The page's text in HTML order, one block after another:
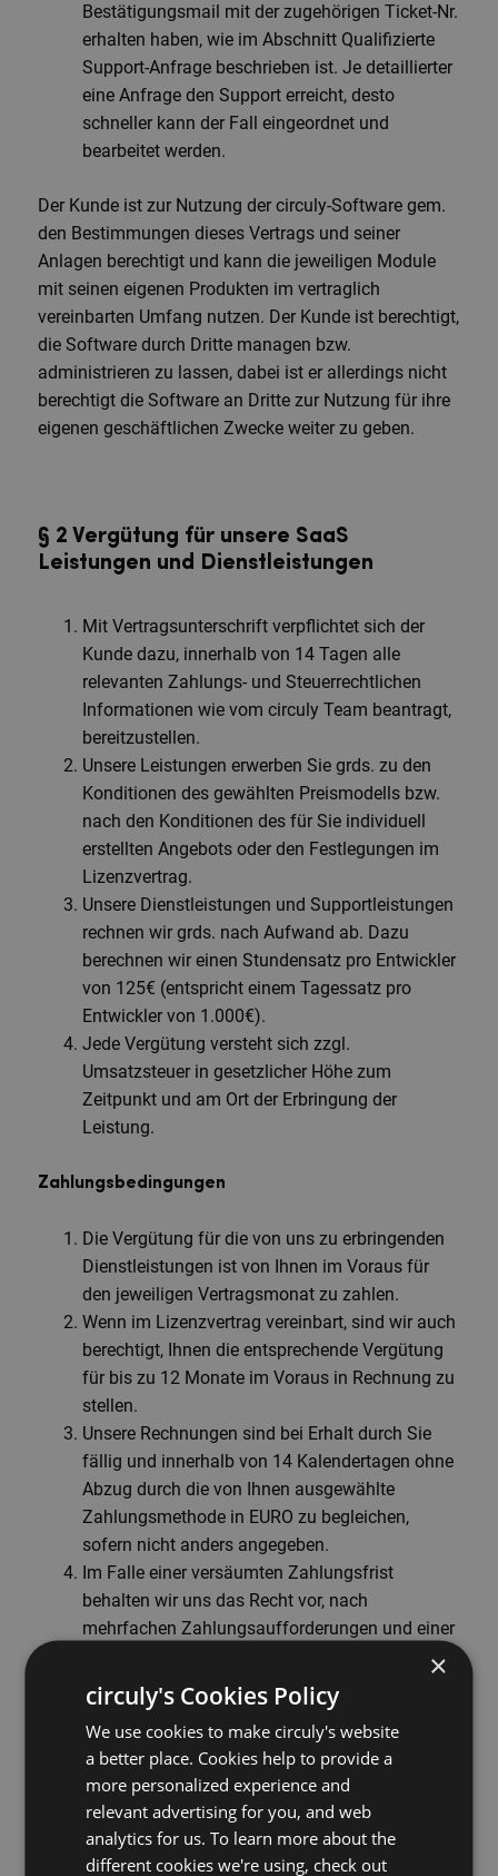
Bestätigungsmail mit der zugehörigen Ticket-Nr.
erhalten haben, wie im Abschnitt Qualifizierte
Support-Anfrage beschrieben ist. Je detaillierter
eine Anfrage den Support erreicht, desto
schneller kann der Fall eingeordnet und
bearbeitet werden.
Der Kunde ist zur Nutzung der circuly-Software gem.
den Bestimmungen dieses Vertrags und seiner
Anlagen berechtigt und kann die jeweiligen Module
mit seinen eigenen Produkten im vertraglich
vereinbarten Umfang nutzen. Der Kunde ist berechtigt,
die Software durch Dritte managen bzw.
administrieren zu lassen, dabei ist er allerdings nicht
berechtigt die Software an Dritte zur Nutzung für ihre
eigenen geschäftlichen Zwecke weiter zu geben.
§ 2 Vergütung für unsere SaaS
Leistungen und Dienstleistungen
Mit Vertragsunterschrift verpflichtet sich der
Kunde dazu, innerhalb von 14 Tagen alle
relevanten Zahlungs- und Steuerrechtlichen
Informationen wie vom circuly Team beantragt,
bereitzustellen.
Unsere Leistungen erwerben Sie grds. zu den
Konditionen des gewählten Preismodells bzw.
nach den Konditionen des für Sie individuell
erstellten Angebots oder den Festlegungen im
Lizenzvertrag.
Unsere Dienstleistungen und Supportleistungen
rechnen wir grds. nach Aufwand ab. Dazu
berechnen wir einen Stundensatz pro Entwickler
von 125€ (entspricht einem Tagessatz pro
Entwickler von 1.000€).
Jede Vergütung versteht sich zzgl.
Umsatzsteuer in gesetzlicher Höhe zum
Zeitpunkt und am Ort der Erbringung der
Leistung.
Zahlungsbedingungen
Die Vergütung für die von uns zu erbringenden
Dienstleistungen ist von Ihnen im Voraus für
den jeweiligen Vertragsmonat zu zahlen.
Wenn im Lizenzvertrag vereinbart, sind wir auch
berechtigt, Ihnen die entsprechende Vergütung
für bis zu 12 Monate im Voraus in Rechnung zu
stellen.
Unsere Rechnungen sind bei Erhalt durch Sie
fällig und innerhalb von 14 Kalendertagen ohne
Abzug durch die von Ihnen ausgewählte
Zahlungsmethode in EURO zu begleichen,
sofern nicht anders angegeben.
Im Falle einer versäumten Zahlungsfrist
behalten wir uns das Recht vor, nach
mehrfachen Zahlungsaufforderungen und einer
Partner einzuschalten. In diesem Fall wird die
Angelegenheit von einem offiziellen
Inkassopartner bearbeitet, und die entstandenen
Kosten des Inkassoverfahren trägt der Kunde.
Falls ein Kunde seinen Zahlungsverpflichtungen
für drei aufeinanderfolgende Rechnungen nicht
nachkommt, behalten wir uns das Recht vor, den
×
circuly's Cookies Policy
We use cookies to make circuly's website
a better place. Cookies help to provide a
more personalized experience and
relevant advertising for you, and web
analytics for us. To learn more about the
different cookies we're using, check out